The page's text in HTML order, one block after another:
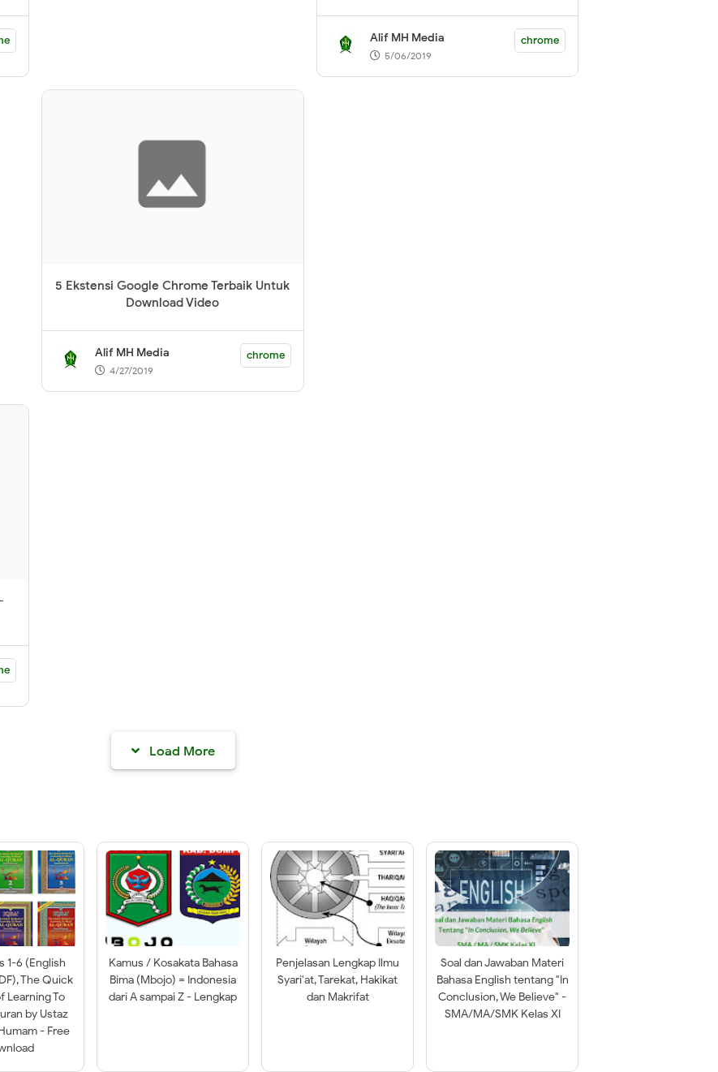
Alif MH Media
5/06/2019
chrome
5 Ekstensi Google Chrome Terbaik Untuk
Download Video
Alif MH Media
4/27/2019
chrome
Load More
1-6 (English
The Quick
Learning To
by Ustaz
- Free
Kamus / Kosakata Bahasa
Bima (Mbojo) = Indonesia
dari A sampai Z - Lengkap
Penjelasan Lengkap Ilmu
Syari'at, Tarekat, Hakikat
dan Makrifat
Soal dan Jawaban Materi
Bahasa English tentang "In
Conclusion, We Believe" -
SMA/MA/SMK Kelas XI